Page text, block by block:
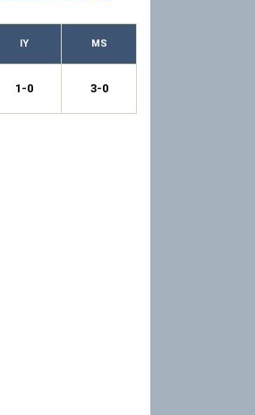
IY MS
1-0 3-0